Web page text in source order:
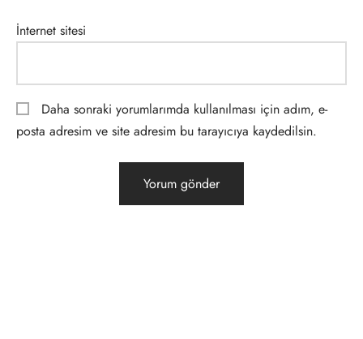
İnternet sitesi
Daha sonraki yorumlarımda kullanılması için adım, e-
posta adresim ve site adresim bu tarayıcıya kaydedilsin.